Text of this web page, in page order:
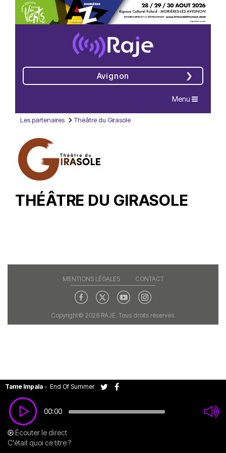
Avignon
Navigation
Menu
Les partenaires Théâtre du Girasole
THÉÂTRE DU GIRASOLE
00:00
Tame Impala - End Of Summer
Écouter le direct
C'était quoi ce titre ?
MENTIONS LÉGALES CONTACT
Copyright© 2026 RAJE. Tous droits réservés.